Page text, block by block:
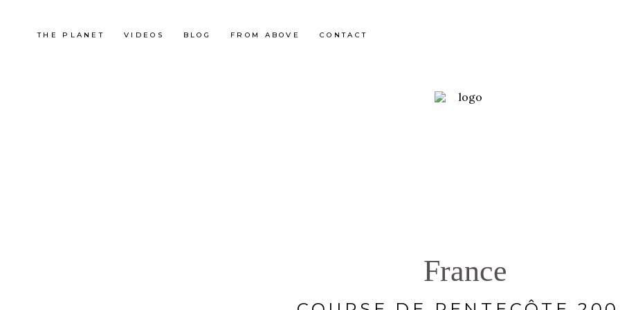
THE PLANET VIDEOS BLOG FROM ABOVE CONTACT
France